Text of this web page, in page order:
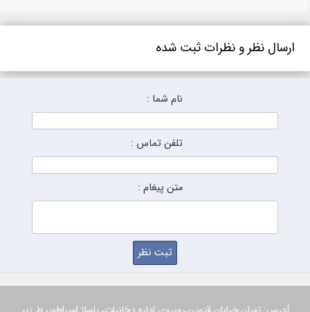
ارسال نظر و نظرات ثبت شده
نام شما :
تلفن تماس :
متن پیغام :